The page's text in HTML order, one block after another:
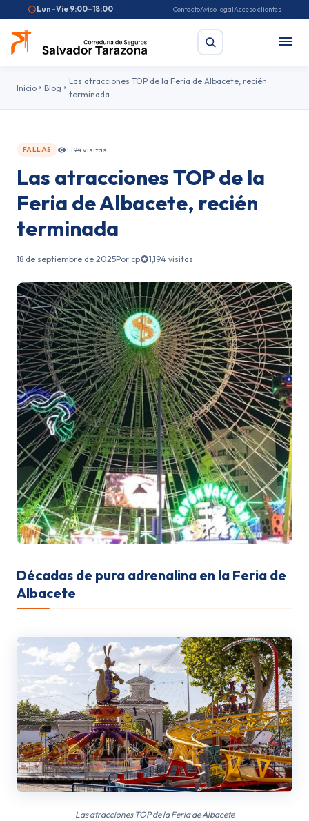
Lun–Vie 9:00–18:00 ContactoAviso legalAcceso clientes
Seguro de salud
Pirotecnia Feriantes Fallas
Inicio Blog
Las atracciones TOP de la Feria de Albacete, recién
terminada
FALLAS 1,194 visitas
Las atracciones TOP de la
Feria de Albacete, recién
terminada
18 de septiembre de 2025Por cp 1,194 visitas
Décadas de pura adrenalina en la Feria de
Albacete
Las atracciones TOP de la Feria de Albacete